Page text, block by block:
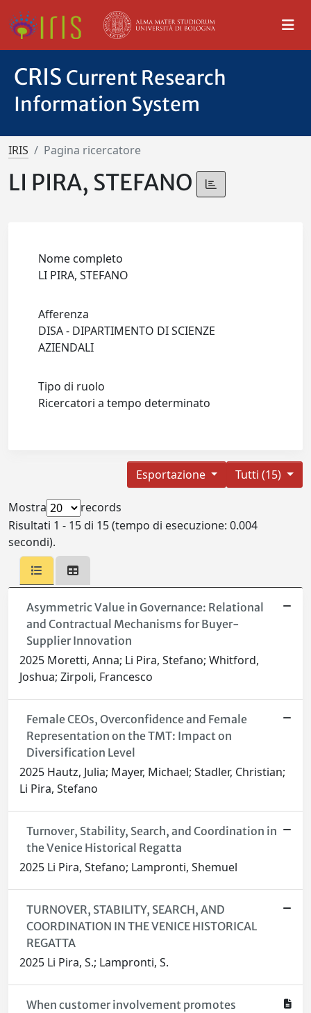
CRIS Current Research
Information System
IRIS Pagina ricercatore
LI PIRA, STEFANO
Nome completo
LI PIRA, STEFANO
Afferenza
DISA - DIPARTIMENTO DI SCIENZE
AZIENDALI
Tipo di ruolo
Ricercatori a tempo determinato
Tutti (15)
Esportazione
Mostra
records
Risultati 1 - 15 di 15 (tempo di esecuzione: 0.004
secondi).
Asymmetric Value in Governance: Relational
and Contractual Mechanisms for Buyer-
Supplier Innovation
2025 Moretti, Anna; Li Pira, Stefano; Whitford,
Joshua; Zirpoli, Francesco
Female CEOs, Overconfidence and Female
Representation on the TMT: Impact on
Diversification Level
2025 Hautz, Julia; Mayer, Michael; Stadler, Christian;
Li Pira, Stefano
Turnover, Stability, Search, and Coordination in
the Venice Historical Regatta
2025 Li Pira, Stefano; Lampronti, Shemuel
TURNOVER, STABILITY, SEARCH, AND
COORDINATION IN THE VENICE HISTORICAL
REGATTA
2025 Li Pira, S.; Lampronti, S.
When customer involvement promotes